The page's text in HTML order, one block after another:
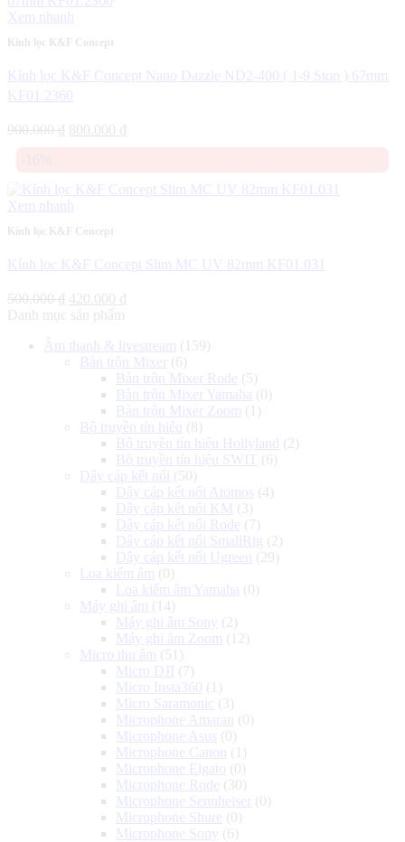
Xem nhanh
Kính lọc K&F Concept
Kính lọc K&F Concept Nano Dazzle ND2-400 ( 1-9 Stop ) 67mm
KF01.2360
900.000₫ Giá
800.000 ₫
800.000 ₫.
Xem nhanh
Kính lọc K&F Concept
Kính lọc K&F Concept Slim MC UV 82mm KF01.031
500.000₫ Giá
gốc
500.000 ₫.
420.000 ₫
là:
420.000 ₫.
Danh mục sản phẩm
Âm thanh & livestream (159)
Bàn trộn Mixer
(6)
Bàn trộn Mixer Rode (5)
Bàn trộn Mixer Yamaha (0)
Bàn trộn Mixer Zoom (1)
Bộ truyền tín hiệu
(8)
Bộ truyền tín hiệu Hollyland
(2)
Bộ truyền tín hiệu SWIT (6)
Dây cáp kết nối (50)
Dây cáp kết nối Atomos (4)
Dây cáp kết nối KM (3)
Dây cáp kết nối Rode (7)
Dây cáp kết nối SmallRig (2)
Dây cáp kết nối Ugreen
(29)
Loa kiểm âm (0)
Loa kiểm âm Yamaha (0)
Máy ghi âm (14)
Máy ghi âm Sony (2)
Máy ghi âm Zoom (12)
Micro thu âm (51)
Micro DJI (7)
Micro Insta360 (1)
Micro Saramonic (3)
Microphone Amaran
(0)
Microphone Asus (0)
Microphone Canon
(1)
Microphone Elgato (0)
Microphone Rode (30)
Microphone Sennheiser
(0)
Microphone Shure (0)
Microphone Sony (6)